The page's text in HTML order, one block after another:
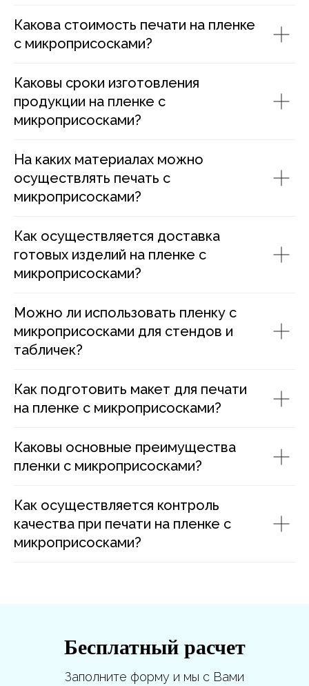
Какова стоимость печати на пленке
с микроприсосками?
Каковы сроки изготовления
продукции на пленке с
микроприсосками?
На каких материалах можно
осуществлять печать с
микроприсосками?
Как осуществляется доставка
готовых изделий на пленке с
микроприсосками?
Можно ли использовать пленку с
микроприсосками для стендов и
табличек?
Как подготовить макет для печати
на пленке с микроприсосками?
Каковы основные преимущества
пленки с микроприсосками?
Как осуществляется контроль
качества при печати на пленке с
микроприсосками?
Бесплатный расчет
Заполните форму и мы с Вами